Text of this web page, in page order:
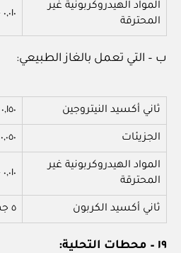
المواد الهيدروكربونية غير
المحترقة
٠,٠١٠ جم / م٣
ب – التي تعمل بالغاز الطبيعي:
ثاني أكسيد النيتروجين ٠,١٥٠ جم / م٣
الجزيئات ٠,٠٥٠ جم / م٣
المواد الهيدروكربونية غير
المحترقة
٠,٠١٠ جم / م٣
ثاني أكسيد الكربون ٥ جم / م٣
١٩ – محطات التحلية: